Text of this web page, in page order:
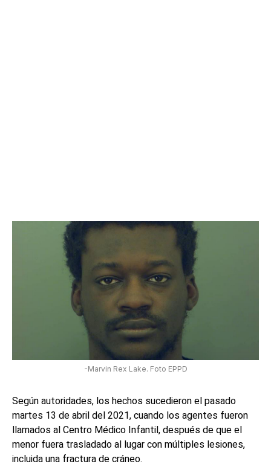
-Marvin Rex Lake. Foto EPPD
Según autoridades, los hechos sucedieron el pasado
martes 13 de abril del 2021, cuando los agentes fueron
llamados al Centro Médico Infantil, después de que el
menor fuera trasladado al lugar con múltiples lesiones,
incluida una fractura de cráneo.